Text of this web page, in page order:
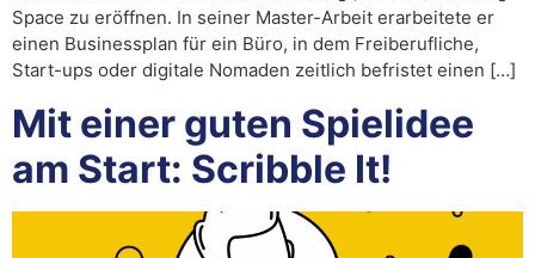
Space zu eröffnen. In seiner Master-Arbeit erarbeitete er
einen Businessplan für ein Büro, in dem Freiberufliche,
Start-ups oder digitale Nomaden zeitlich befristet einen […]
Mit einer guten Spielidee
am Start: Scribble It!